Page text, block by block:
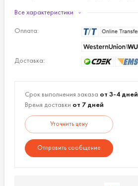
Материал:
Все характеристики
Оплата:
Доставка:
Срок выполнения заказа от 3-4 дней
Время доставки от 7 дней
Уточнить цену
Отправить сообщение